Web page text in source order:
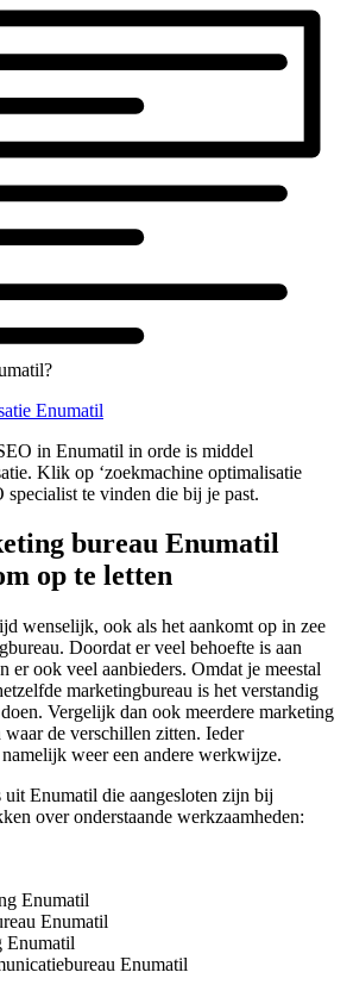
Enumatil
in Enumatil in orde is middel
Klik op ‘zoekmachine optimalisatie
specialist te vinden die bij je past.
bureau Enumatil
op te letten
wenselijk, ook als het aankomt op in zee
Doordat er veel behoefte is aan
er ook veel aanbieders. Omdat je meestal
marketingbureau is het verstandig
Vergelijk dan ook meerdere marketing
waar de verschillen zitten. Ieder
weer een andere werkwijze.
uit Enumatil die aangesloten zijn bij
over onderstaande werkzaamheden:
Enumatil
Enumatil
Enumatil
Enumatil